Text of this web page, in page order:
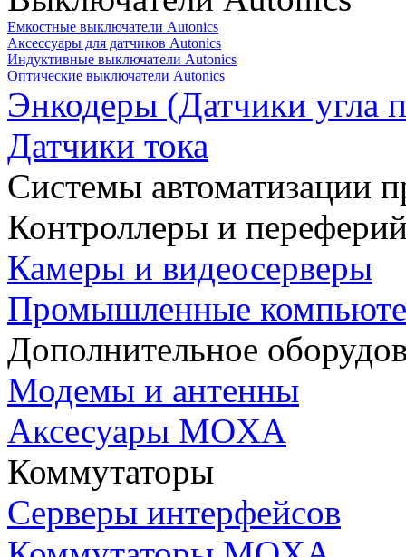
Емкостные выключатели Autonics
Аксессуары для датчиков Autonics
Индуктивные выключатели Autonics
Оптические выключатели Autonics
Энкодеры (Датчики угла
Датчики тока
Системы автоматизации
Контроллеры и
Камеры и видеосерверы
Промышленные
Дополнительное
Модемы и антенны
Аксесуары MOXA
Коммутаторы
Серверы интерфейсов